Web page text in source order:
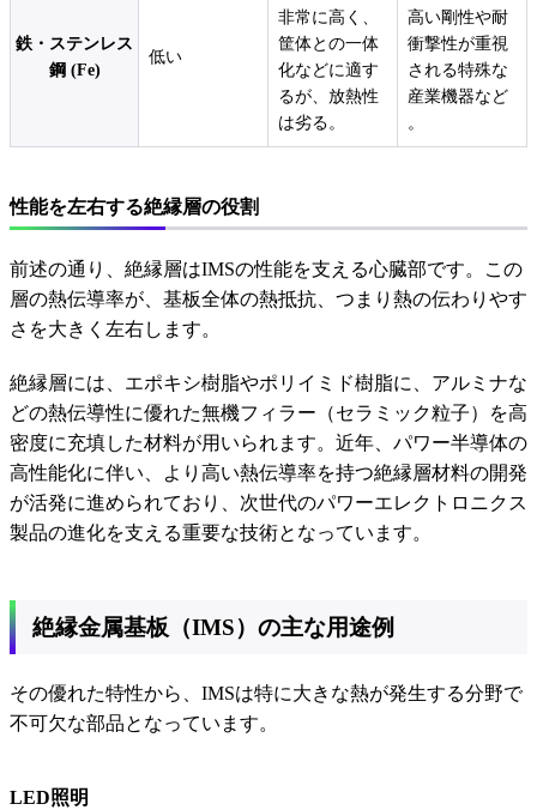
鉄・ステンレス
鋼 (Fe)
低い
非常に高く、
筐体との一体
化などに適す
るが、放熱性
は劣る。
高い剛性や耐
衝撃性が重視
される特殊な
産業機器など
。
性能を左右する絶縁層の役割
前述の通り、絶縁層はIMSの性能を支える心臓部です。この
層の熱伝導率が、基板全体の熱抵抗、つまり熱の伝わりやす
さを大きく左右します。
絶縁層には、エポキシ樹脂やポリイミド樹脂に、アルミナな
どの熱伝導性に優れた無機フィラー（セラミック粒子）を高
密度に充填した材料が用いられます。近年、パワー半導体の
高性能化に伴い、より高い熱伝導率を持つ絶縁層材料の開発
が活発に進められており、次世代のパワーエレクトロニクス
製品の進化を支える重要な技術となっています。
絶縁金属基板（IMS）の主な用途例
その優れた特性から、IMSは特に大きな熱が発生する分野で
不可欠な部品となっています。
LED照明